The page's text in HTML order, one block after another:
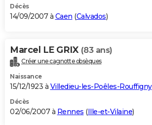
Décès
14/09/2007 à Caen (Calvados)
Marcel LE GRIX (83 ans)
Créer une cagnotte obsèques
Naissance
15/12/1923 à Villedieu-les-Poêles-Rouffigny
Décès
02/06/2007 à Rennes (Ille-et-Vilaine)